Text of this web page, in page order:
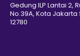
Gedung ILP Lantai 2,
No.39A, Kota
12780